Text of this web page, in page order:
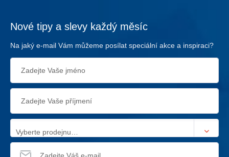
Nové tipy a slevy každý měsíc
Na jaký e-mail Vám můžeme posílat speciální akce a inspiraci?
Vyberte prodejnu…